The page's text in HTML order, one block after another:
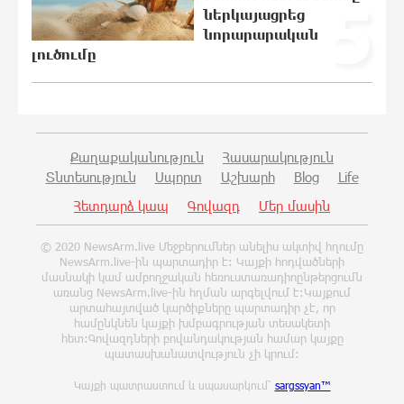
Հարցնում են իրար.«ամուսինդ ո՞նց է,
քեռիդ ո՞նց է». Մարուքյանը
Ոչխարները արևային
էլեկտրակայանի մոտ, և դա փոխում է
պատկերացումները էներգիայի
10:35:27 6-08-2026
ՀՀ պաշտպանության նախկին
նախարար, «Համահայկական
ճակատ» շարժման առաջնորդ,
հետախույզ, գեներալ-մայոր Արշակ
Կարապետյան
10:30:34 6-08-2026
Ինչո՞ւ է Հայաստանի
ներկայացրեց
նորարարական
լուծումը
Քաղաքականություն
Հասարակություն
Տնտեսություն
Սպորտ Աշխարհ Blog
Life
Հետդարձ կապ
Գովազդ Մեր մասին
© 2020 NewsArm.live Մեջբերումներ անելիս ակտիվ հղումը
NewsArm.live-ին պարտադիր է: Կայքի հոդվածների
մասնակի կամ ամբողջական հեռուստառադիոընթերցումն
առանց NewsArm.live-ին հղման արգելվում է:Կայքում
արտահայտված կարծիքները պարտադիր չէ, որ
համընկնեն կայքի խմբագրության տեսակետի
հետ:Գովազդների բովանդակության համար կայքը
պատասխանատվություն չի կրում:
Կայքի պատրաստում և սպասարկում՝ sargssyan™